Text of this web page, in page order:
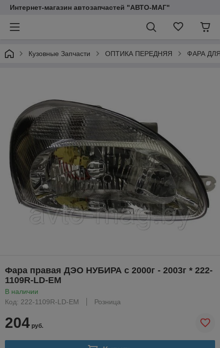
Интернет-магазин автозапчастей "АВТО-МАГ"
Кузовные Запчасти ОПТИКА ПЕРЕДНЯЯ ФАРА
Фара правая ДЭО НУБИРА с 2000г - 2003г * 222-
1109R-LD-EM
В наличии
Код: 222-1109R-LD-EM
Розница
204 руб.